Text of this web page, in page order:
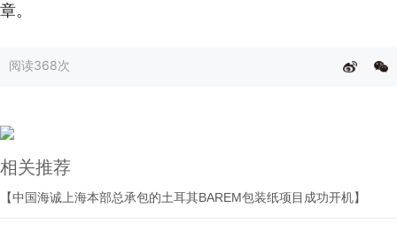
章。
阅读368次
相关推荐
【中国海诚上海本部总承包的土耳其BAREM包装纸项目成功开机】